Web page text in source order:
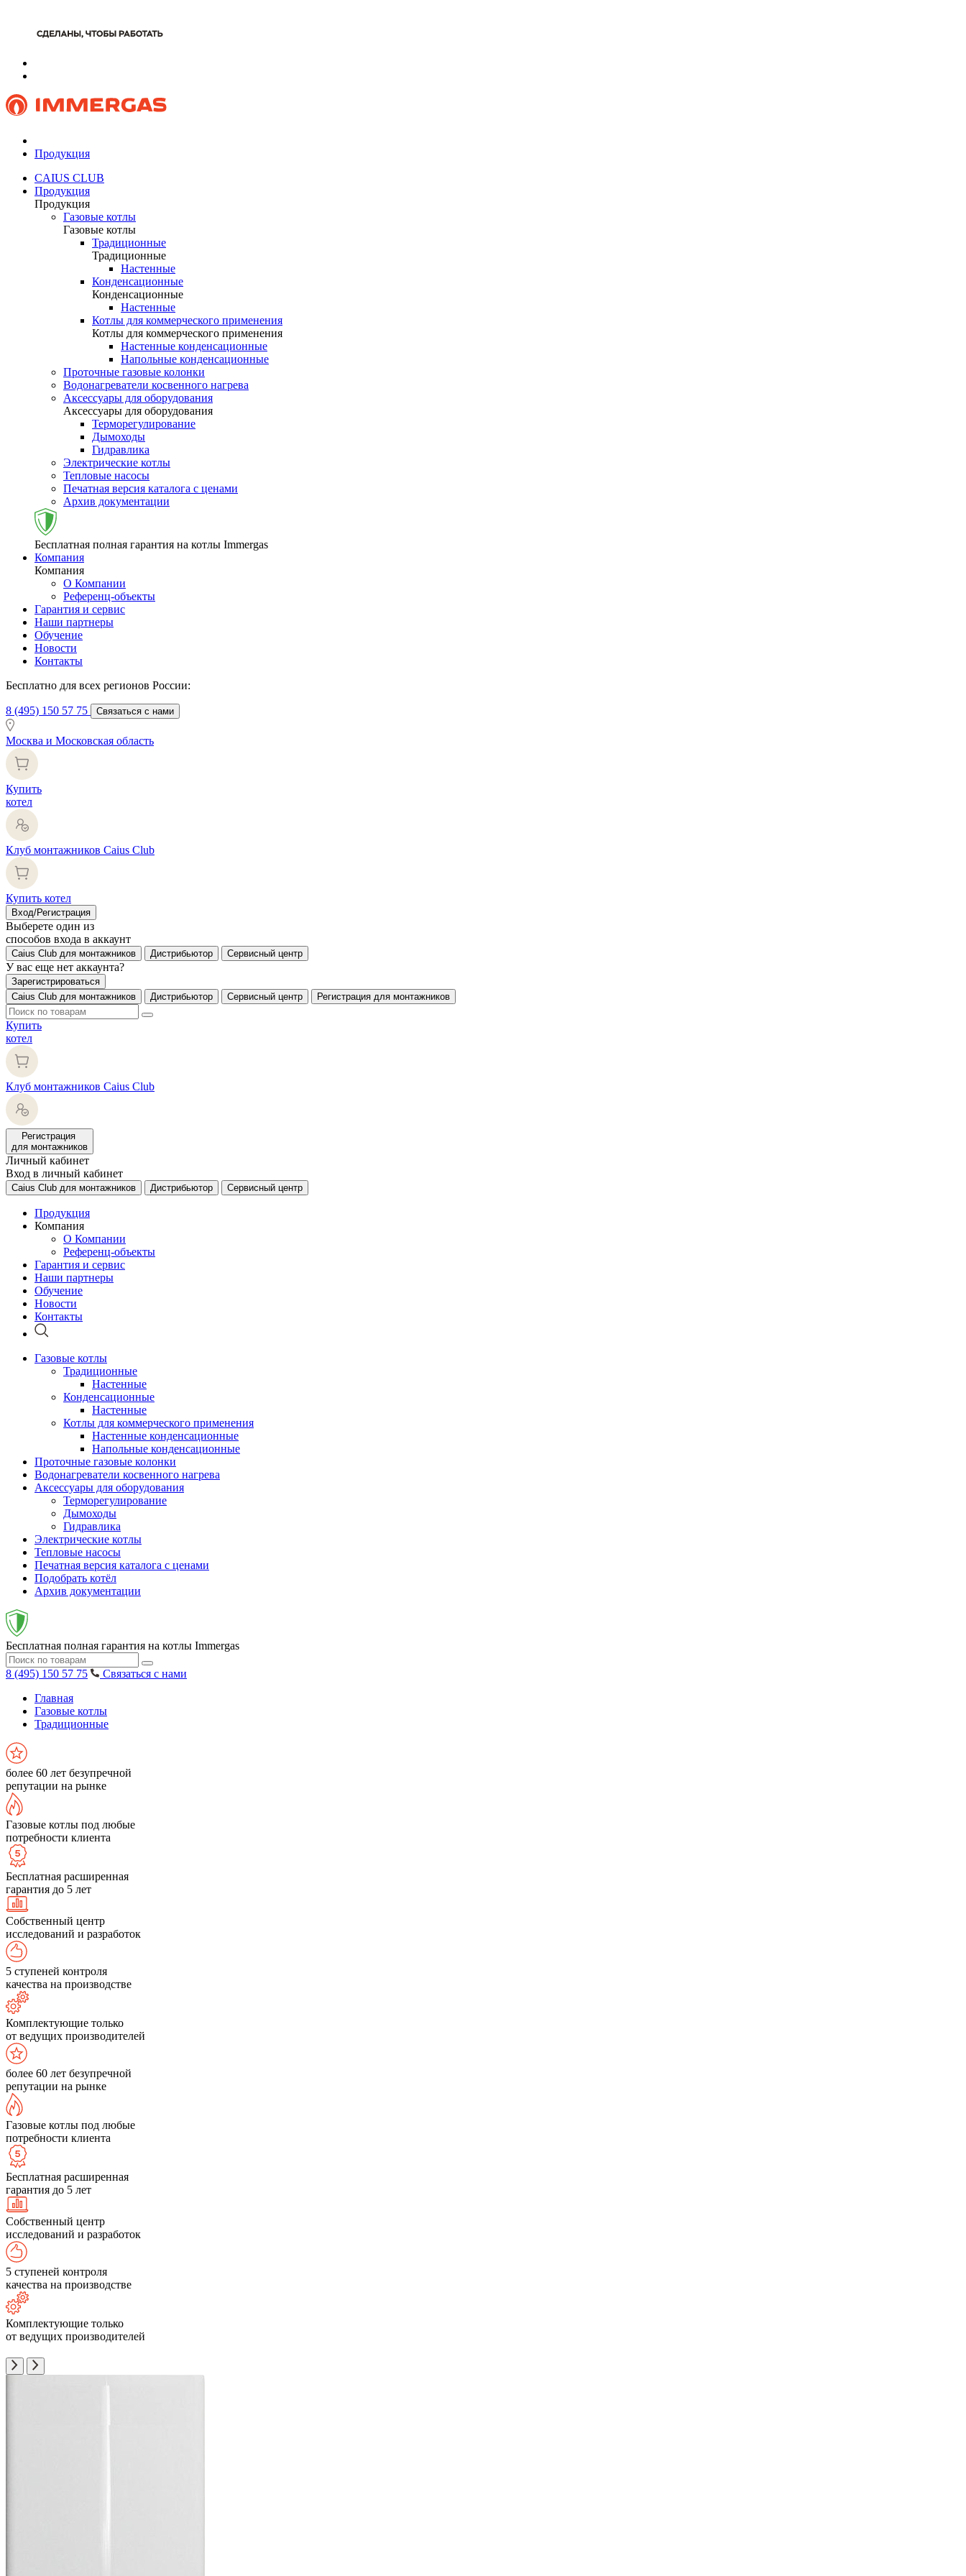
Продукция
CAIUS CLUB
Продукция
Продукция
Газовые котлы
Газовые котлы
Традиционные
Традиционные
Настенные
Конденсационные
Конденсационные
Настенные
Котлы для коммерческого применения
Котлы для коммерческого применения
Настенные конденсационные
Напольные конденсационные
Проточные газовые колонки
Водонагреватели косвенного нагрева
Аксессуары для оборудования
Аксессуары для оборудования
Терморегулирование
Дымоходы
Гидравлика
Электрические котлы
Тепловые насосы
Печатная версия каталога с ценами
Архив документации
Бесплатная полная гарантия на котлы Immergas
Компания
Компания
О Компании
Референц-объекты
Гарантия и сервис
Наши партнеры
Обучение
Новости
Контакты
Бесплатно для всех регионов России:
8 (495) 150 57 75 Связаться с нами
Москва и Московская область
Купить
котел
Клуб монтажников Caius Club
Купить котел
Вход/Регистрация
Выберете один из
способов входа в аккаунт
Caius Club для монтажников Дистрибьютор Сервисный центр
У вас еще нет аккаунта?
Зарегистрироваться
Caius Club для монтажников
Дистрибьютор Сервисный центр Регистрация для монтажников
Купить
котел
Клуб монтажников Caius Club
Регистрация
для монтажников
Личный кабинет
Вход в личный кабинет
Caius Club для монтажников Дистрибьютор Сервисный центр
Продукция
Компания
О Компании
Референц-объекты
Гарантия и сервис
Наши партнеры
Обучение
Новости
Контакты
Газовые котлы
Традиционные
Настенные
Конденсационные
Настенные
Котлы для коммерческого применения
Настенные конденсационные
Напольные конденсационные
Проточные газовые колонки
Водонагреватели косвенного нагрева
Аксессуары для оборудования
Терморегулирование
Дымоходы
Гидравлика
Электрические котлы
Тепловые насосы
Печатная версия каталога с ценами
Подобрать котёл
Архив документации
Бесплатная полная гарантия на котлы Immergas
8 (495) 150 57 75
Связаться с нами
Главная
Газовые котлы
Традиционные
более 60 лет безупречной
репутации на рынке
Газовые котлы под любые
потребности клиента
Бесплатная расширенная
гарантия до 5 лет
Собственный центр
исследований и разработок
5 ступеней контроля
качества на производстве
Комплектующие только
от ведущих производителей
более 60 лет безупречной
репутации на рынке
Газовые котлы под любые
потребности клиента
Бесплатная расширенная
гарантия до 5 лет
Собственный центр
исследований и разработок
5 ступеней контроля
качества на производстве
Комплектующие только
от ведущих производителей